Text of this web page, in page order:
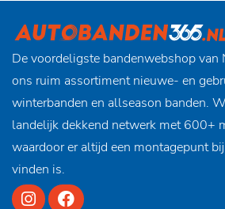
De voordeligste bandenwebshop van
ons ruim assortiment nieuwe- en
winterbanden en allseason banden.
landelijk dekkend netwerk met 600+
waardoor er altijd een montagepunt
vinden is.